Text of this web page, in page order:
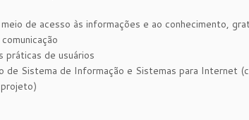
de acesso às informações e ao conhecimento,
práticas de usuários
de Sistema de Informação e Sistemas para